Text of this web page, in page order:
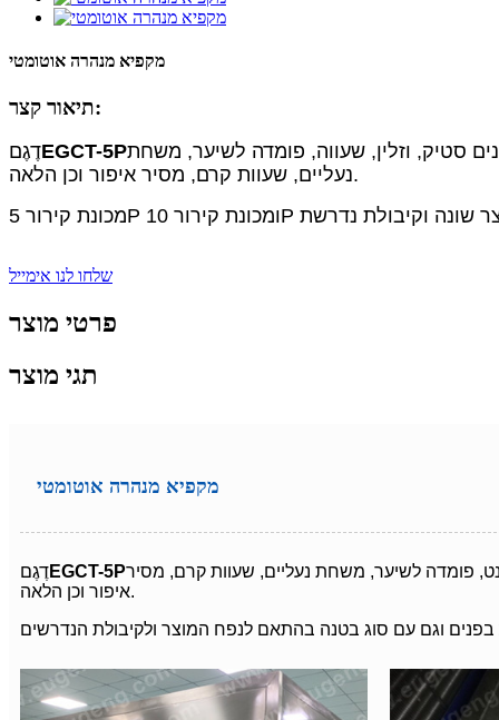
מקפיא מנהרה אוטומטי
תיאור קצר:
דֶגֶםEGCT-5Pסטיק, וזלין, שעווה, פומדה לשיער, משחת
נעליים, שעוות קרם, מסיר איפור וכן הלאה.
שלחו לנו אימייל
פרטי מוצר
תגי מוצר
מקפיא מנהרה אוטומטי
דֶגֶםEGCT-5Pפומדה לשיער, משחת נעליים, שעוות קרם, מסיר
איפור וכן הלאה.